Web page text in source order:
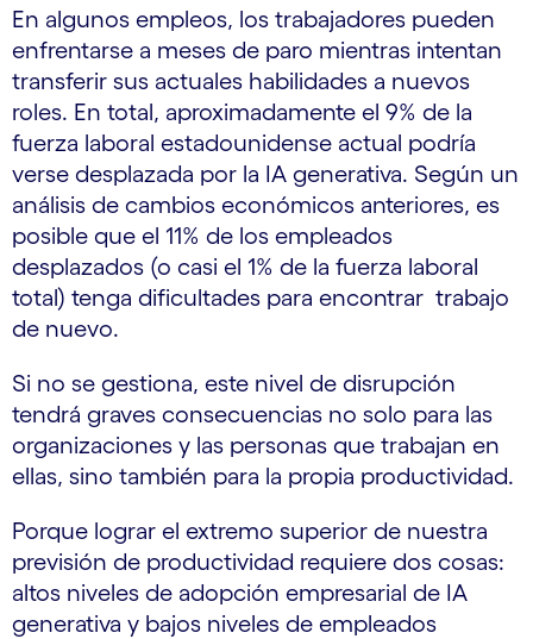
En algunos empleos, los trabajadores pueden
enfrentarse a meses de paro mientras intentan
transferir sus actuales habilidades a nuevos
roles. En total, aproximadamente el 9% de la
fuerza laboral estadounidense actual podría
verse desplazada por la IA generativa. Según un
análisis de cambios económicos anteriores, es
posible que el 11% de los empleados
desplazados (o casi el 1% de la fuerza laboral
total) tenga dificultades para encontrar trabajo
de nuevo.
Si no se gestiona, este nivel de disrupción
tendrá graves consecuencias no solo para las
organizaciones y las personas que trabajan en
ellas, sino también para la propia productividad.
Porque lograr el extremo superior de nuestra
previsión de productividad requiere dos cosas:
altos niveles de adopción empresarial de IA
generativa y bajos niveles de empleados